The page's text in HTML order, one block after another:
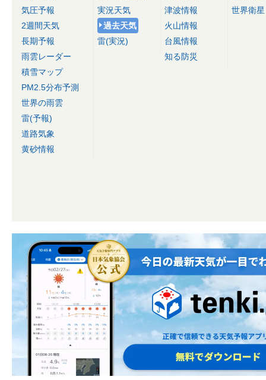
気圧予報
2週間天気
長期予報
雨雲レーダー
積雪マップ
PM2.5分布予測
世界の雨雲
雷(予報)
道路気象
黄砂情報
実況天気
過去天気
雷(実況)
津波情報
火山情報
台風情報
知る防災
世界衛星